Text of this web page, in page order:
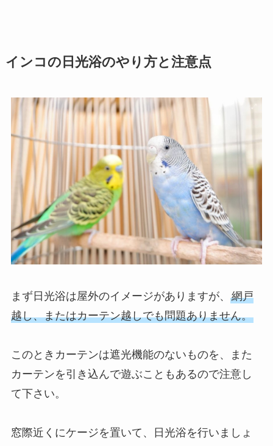
インコの日光浴のやり方と注意点
まず日光浴は屋外のイメージがありますが、 網戸
越し、またはカーテン越しでも問題ありません。
このときカーテンは遮光機能のないものを、また
カーテンを引き込んで遊ぶこともあるので注意し
て下さい。
窓際近くにケージを置いて、日光浴を行いましょ